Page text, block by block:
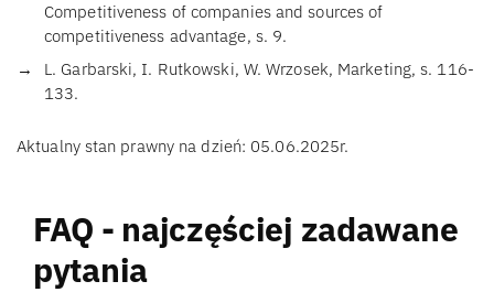
Competitiveness of companies and sources of
competitiveness advantage, s. 9.
L. Garbarski, I. Rutkowski, W. Wrzosek, Marketing, s. 116-
133.
Aktualny stan prawny na dzień: 05.06.2025r.
FAQ - najczęściej zadawane
pytania